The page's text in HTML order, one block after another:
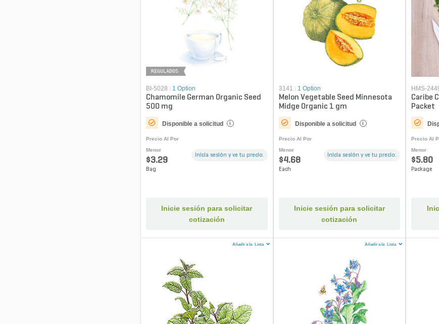
REGULADOS
BI-5028 1 Option
Chamomile German Organic Seed
500 mg
Disponible a solicitud i
Precio Al Por
Menor
$3.29
Bag
Inicia sesión y ve tu precio.
Inicie sesión para solicitar
cotización
3141 1 Option
Melon Vegetable Seed Minnesota
Midge Organic 1 gm
Disponible a solicitud i
Precio Al Por
Menor
$4.68
Each
Inicia sesión y ve tu precio.
Inicie sesión para solicitar
cotización
HMS-
Caribe
Packet
Precio Al
Menor
$5.80
Package
Añadir a la Lista Añadir a la Lista